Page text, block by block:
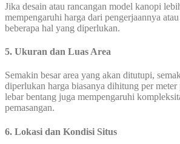
Jika desain atau rancangan model kanopi
mempengaruhi harga dari pengerjaannya
beberapa hal yang diperlukan.
5. Ukuran dan Luas Area
Semakin besar area yang akan ditutupi,
diperlukan harga biasanya dihitung per
lebar bentang juga mempengaruhi
pemasangan.
6. Lokasi dan Kondisi Situs